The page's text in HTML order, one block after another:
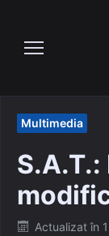
content
Multimedia
S.A.T.:
Posted
Actualizat în